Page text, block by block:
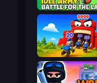
TimeWarriors